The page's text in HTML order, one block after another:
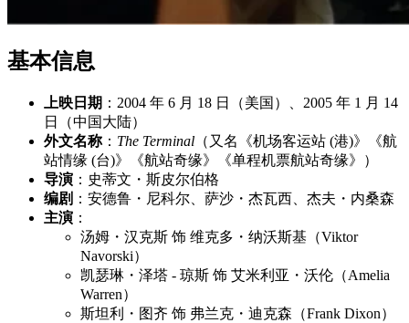
基本信息
上映日期 ：2004 年 6 月 18 日（美国）、2005 年 1 月 14
日（中国大陆）
外文名称： The Terminal （又名《机场客运站 (港)》《航
站情缘 (台)》《航站奇缘》《单程机票航站奇缘》）
导演 ：史蒂文・斯皮尔伯格
编剧 ：安德鲁・尼科尔、萨沙・杰瓦西、杰夫・内桑森
主演 ：
汤姆・汉克斯 饰 维克多・纳沃斯基（Viktor
Navorski）
凯瑟琳・泽塔 - 琼斯 饰 艾米利亚・沃伦（Amelia
Warren）
斯坦利・图齐 饰 弗兰克・迪克森（Frank Dixon）